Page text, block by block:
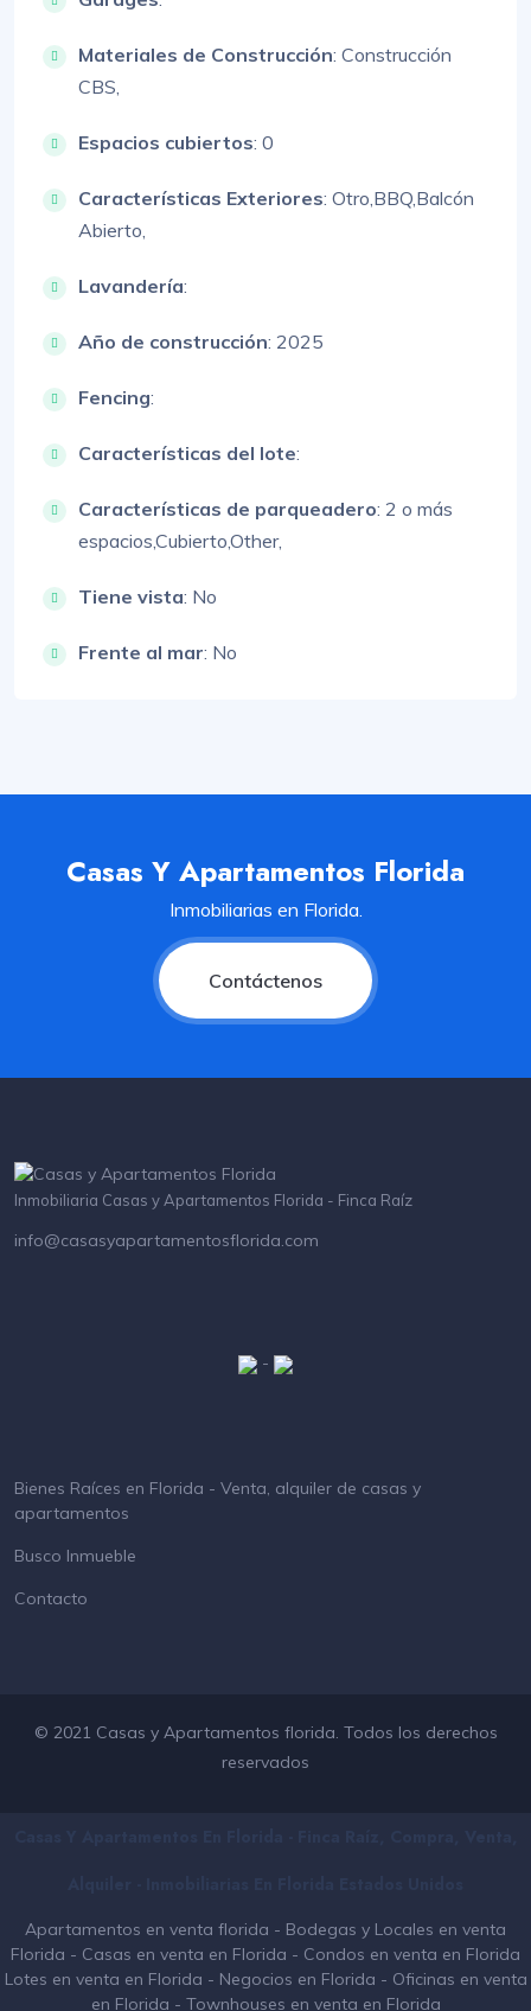
Materiales de Construcción: Construcción
CBS,
Espacios cubiertos: 0
Características Exteriores: Otro,BBQ,Balcón
Abierto,
Lavandería:
Año de construcción: 2025
Fencing:
Características del lote:
Características de parqueadero: 2 o más
espacios,Cubierto,Other,
Tiene vista: No
Frente al mar: No
Casas Y Apartamentos Florida
Inmobiliarias en Florida.
Contáctenos
Inmobiliaria Casas y Apartamentos Florida - Finca Raíz
info@casasyapartamentosflorida.com
-
Bienes Raíces en Florida - Venta, alquiler de casas y
apartamentos
Busco Inmueble
Contacto
© 2021 Casas y Apartamentos florida. Todos los derechos
reservados
Apartamentos en venta florida - Bodegas y Locales en venta
Florida - Casas en venta en Florida - Condos en venta en Florida
Lotes en venta en Florida - Negocios en Florida - Oficinas en venta
en Florida - Townhouses en venta en Florida